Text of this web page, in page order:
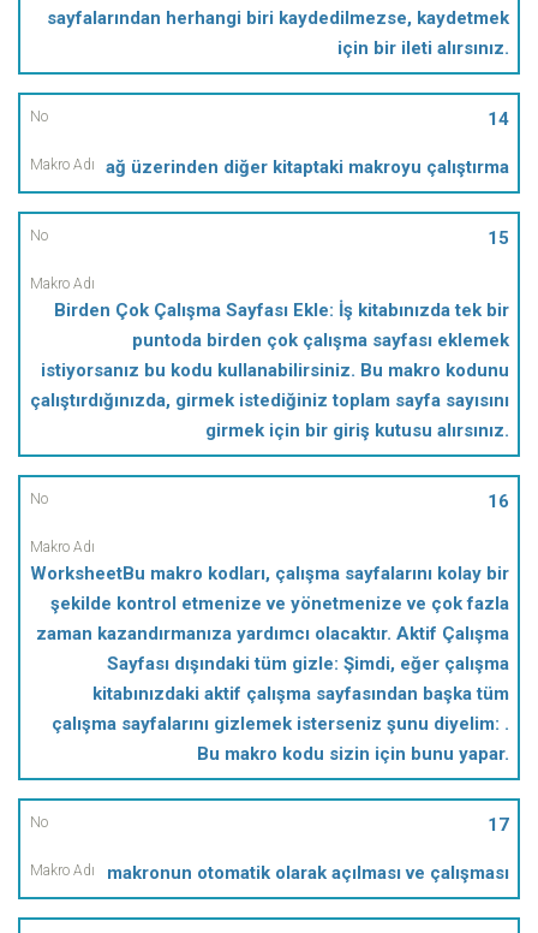
sayfalarından herhangi biri kaydedilmezse, kaydetmek
için bir ileti alırsınız.
14
ağ üzerinden diğer kitaptaki makroyu çalıştırma
15
Birden Çok Çalışma Sayfası Ekle: İş kitabınızda tek bir
puntoda birden çok çalışma sayfası eklemek
istiyorsanız bu kodu kullanabilirsiniz. Bu makro kodunu
çalıştırdığınızda, girmek istediğiniz toplam sayfa sayısını
girmek için bir giriş kutusu alırsınız.
16
WorksheetBu makro kodları, çalışma sayfalarını kolay bir
şekilde kontrol etmenize ve yönetmenize ve çok fazla
zaman kazandırmanıza yardımcı olacaktır. Aktif Çalışma
Sayfası dışındaki tüm gizle: Şimdi, eğer çalışma
kitabınızdaki aktif çalışma sayfasından başka tüm
çalışma sayfalarını gizlemek isterseniz şunu diyelim: .
Bu makro kodu sizin için bunu yapar.
17
makronun otomatik olarak açılması ve çalışması